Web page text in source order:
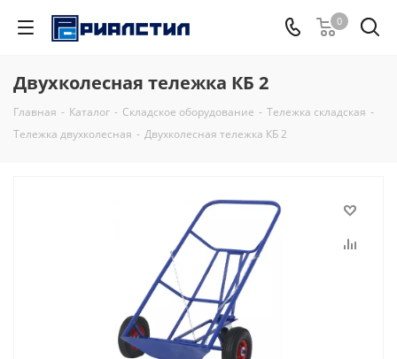
0
Двухколесная тележка КБ 2
Главная - Каталог - Складское оборудование - Тележка складская -
Тележка двухколесная - Двухколесная тележка КБ 2